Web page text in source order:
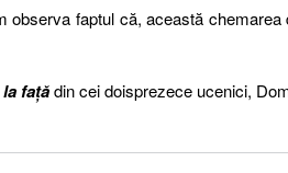
observa faptul că, această
fațădin cei doisprezece ucenici,